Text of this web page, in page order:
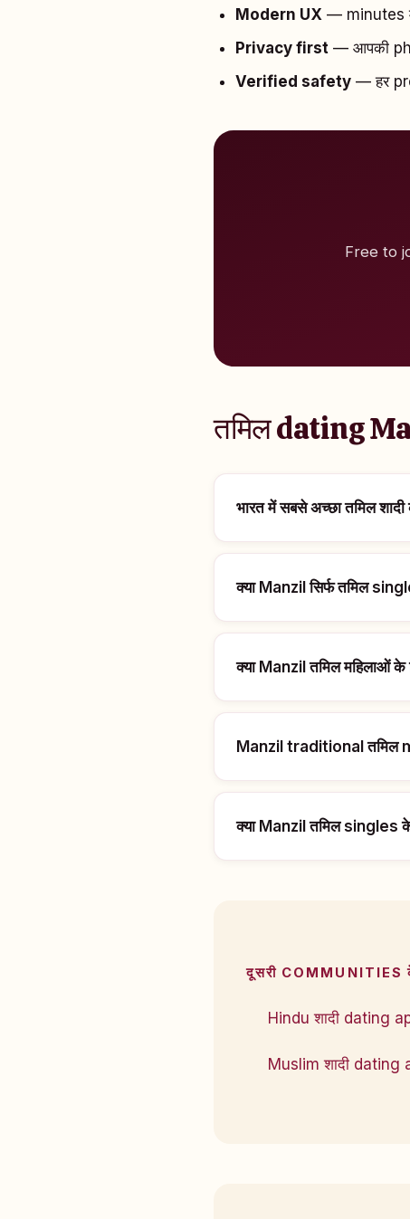
Modern UX — minutes
Privacy first — आपकी
Verified safety — हर
Free to
तमिल dating
भारत में सबसे अच्छा तमिल
क्या Manzil सिर्फ तमिल
क्या Manzil तमिल महिलाओं
Manzil traditional
क्या Manzil तमिल singles
दूसरी COMMUNITIES
Hindu शादी dating
Muslim शादी dating